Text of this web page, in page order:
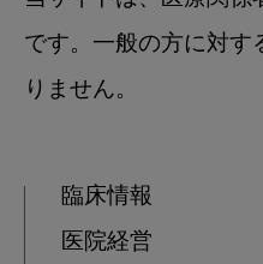
です。一般の方に対す
りません。
臨床情報
医院経営